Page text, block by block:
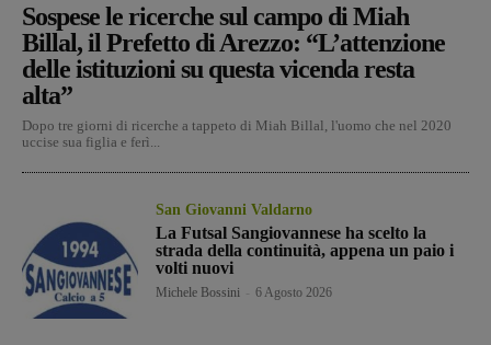
Sospese le ricerche sul campo di Miah
Billal, il Prefetto di Arezzo: “L’attenzione
delle istituzioni su questa vicenda resta
alta”
Dopo tre giorni di ricerche a tappeto di Miah Billal, l'uomo che nel 2020
uccise sua figlia e ferì...
San Giovanni Valdarno
La Futsal Sangiovannese ha scelto la
strada della continuità, appena un paio i
volti nuovi
Michele Bossini 6 Agosto 2026